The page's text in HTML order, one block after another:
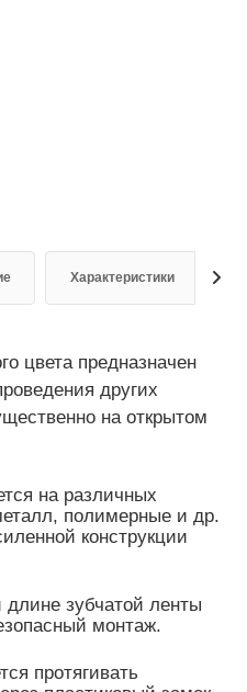
Характеристики
цвета предназначен
других
на открытом
на различных
полимерные и др.
конструкции
зубчатой ленты
монтаж.
протягивать